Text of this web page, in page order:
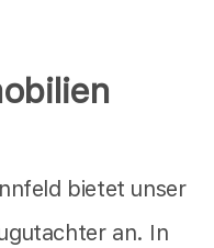
bietet unser
an. In